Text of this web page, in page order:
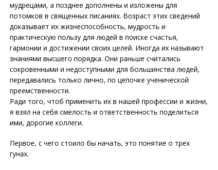
мудрецами, а позднее дополнены и изложены для
потомков в священных писаниях. Возраст этих сведений
доказывает их жизнеспособность, мудрость и
практическую пользу для людей в поиске счастья,
гармонии и достижении своих целей. Иногда их называют
знаниями высшего порядка. Они раньше считались
сокровенными и недоступными для большинства людей,
передавались только лично, по цепочке ученической
преемственности.
Ради того, чтоб применить их в нашей профессии и жизни,
я взял на себя смелость и ответственность поделиться
ими, дорогие коллеги.
Первое, с чего стоило бы начать, это понятие о трех
гунах.